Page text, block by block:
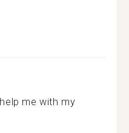
me with my